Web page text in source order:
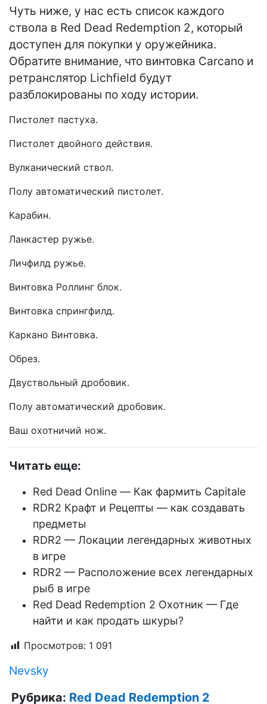
Чуть ниже, у нас есть список каждого
ствола в Red Dead Redemption 2, который
доступен для покупки у оружейника.
Обратите внимание, что винтовка Carcano и
ретранслятор Lichfield будут
разблокированы по ходу истории.
Пистолет пастуха.
Пистолет двойного действия.
Вулканический ствол.
Полу автоматический пистолет.
Карабин.
Ланкастер ружье.
Личфилд ружье.
Винтовка Роллинг блок.
Винтовка спрингфилд.
Каркано Винтовка.
Обрез.
Двуствольный дробовик.
Полу автоматический дробовик.
Ваш охотничий нож.
Читать еще:
Red Dead Online — Как фармить Capitale
RDR2 Крафт и Рецепты — как создавать
предметы
RDR2 — Локации легендарных животных
в игре
RDR2 — Расположение всех легендарных
рыб в игре
Red Dead Redemption 2 Охотник — Где
найти и как продать шкуры?
Просмотров: 1 091
Nevsky
Рубрика: Red Dead Redemption 2